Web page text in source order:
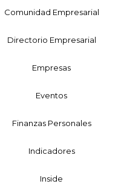
Comunidad Empresarial
Directorio Empresarial
Empresas
Eventos
Finanzas Personales
Indicadores
Inside